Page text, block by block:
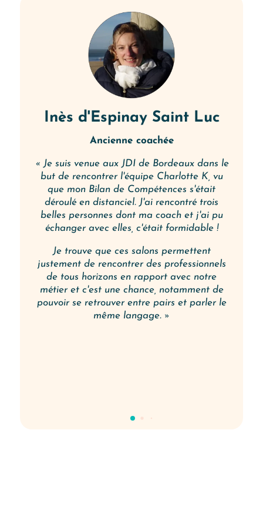
Inès d'Espinay Saint Luc
Ancienne coachée
« Je suis venue aux JDI de Bordeaux dans le
but de rencontrer l'équipe Charlotte K, vu
que mon Bilan de Compétences s'était
déroulé en distanciel. J'ai rencontré trois
belles personnes dont ma coach et j'ai pu
échanger avec elles, c'était formidable !
Je trouve que ces salons permettent
justement de rencontrer des professionnels
de tous horizons en rapport avec notre
métier et c'est une chance, notamment de
pouvoir se retrouver entre pairs et parler le
même langage. »